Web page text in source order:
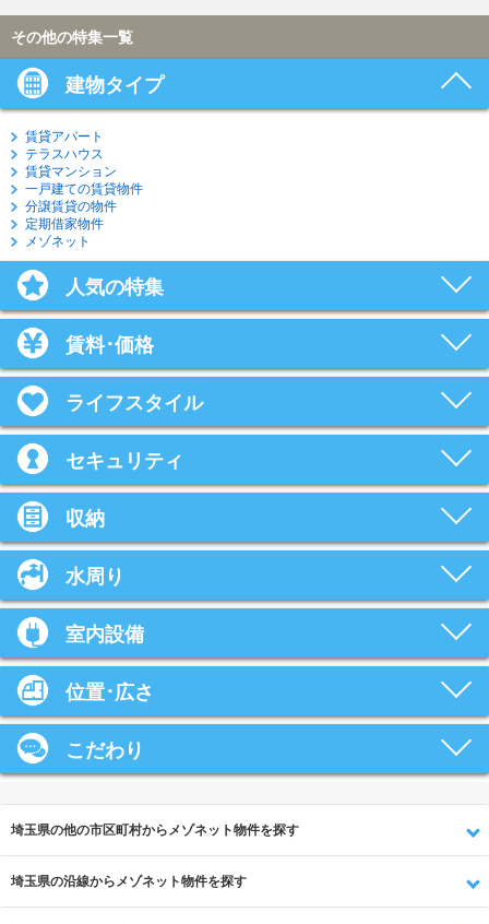
その他の特集一覧
建物タイプ
賃貸アパート
テラスハウス
賃貸マンション
一戸建ての賃貸物件
分譲賃貸の物件
定期借家物件
メゾネット
人気の特集
賃料･価格
ライフスタイル
セキュリティ
収納
水周り
室内設備
位置･広さ
こだわり
埼玉県の他の市区町村からメゾネット物件を探す
埼玉県の沿線からメゾネット物件を探す